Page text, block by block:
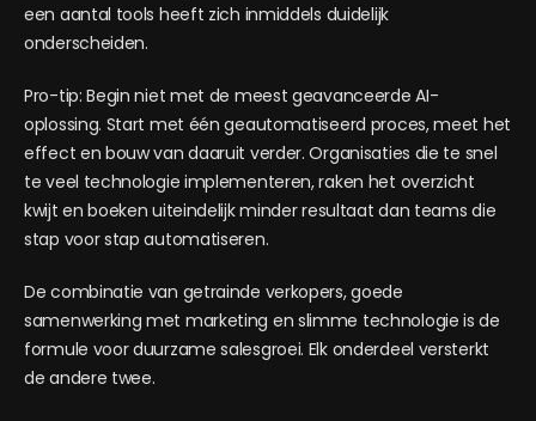
een aantal tools heeft zich inmiddels duidelijk
onderscheiden.
Pro-tip: Begin niet met de meest geavanceerde AI-
oplossing. Start met één geautomatiseerd proces, meet het
effect en bouw van daaruit verder. Organisaties die te snel
te veel technologie implementeren, raken het overzicht
kwijt en boeken uiteindelijk minder resultaat dan teams die
stap voor stap automatiseren.
De combinatie van getrainde verkopers, goede
samenwerking met marketing en slimme technologie is de
formule voor duurzame salesgroei. Elk onderdeel versterkt
de andere twee.